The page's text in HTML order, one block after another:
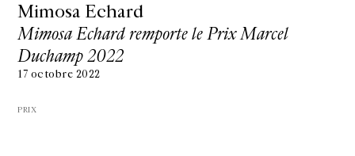
Mimosa Echard
Mimosa Echard remporte le Prix Marcel
Duchamp 2022
17 octobre 2022
PRIX